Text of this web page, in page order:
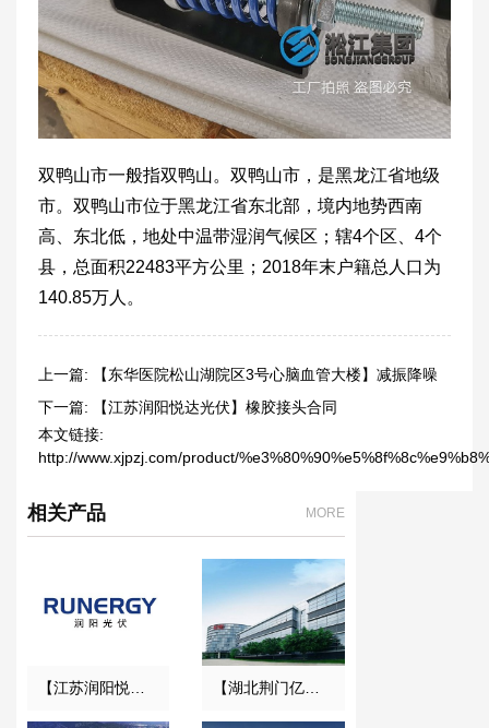
双鸭山市一般指双鸭山。双鸭山市，是黑龙江省地级
市。双鸭山市位于黑龙江省东北部，境内地势西南
高、东北低，地处中温带湿润气候区；辖4个区、4个
县，总面积22483平方公里；2018年末户籍总人口为
140.85万人。
上一篇:
【东华医院松山湖院区3号心脑血管大楼】减振降噪
合同
下一篇:
【江苏润阳悦达光伏】橡胶接头合同
本文链接:
http://www.xjpzj.com/product/
相关产品 MORE